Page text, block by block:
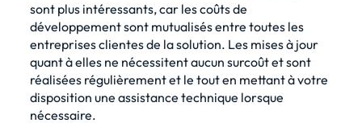
sont plus intéressants, car les coûts de
développement sont mutualisés entre toutes les
entreprises clientes de la solution. Les mises à jour
quant à elles ne nécessitent aucun surcoût et sont
réalisées régulièrement et le tout en mettant à votre
disposition une assistance technique lorsque
nécessaire.